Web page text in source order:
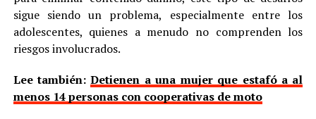
sigue siendo un problema, especialmente entre los
adolescentes, quienes a menudo no comprenden los
riesgos involucrados.
Lee también:Detienen a una mujer que estafó a al
menos 14 personas con cooperativas de moto